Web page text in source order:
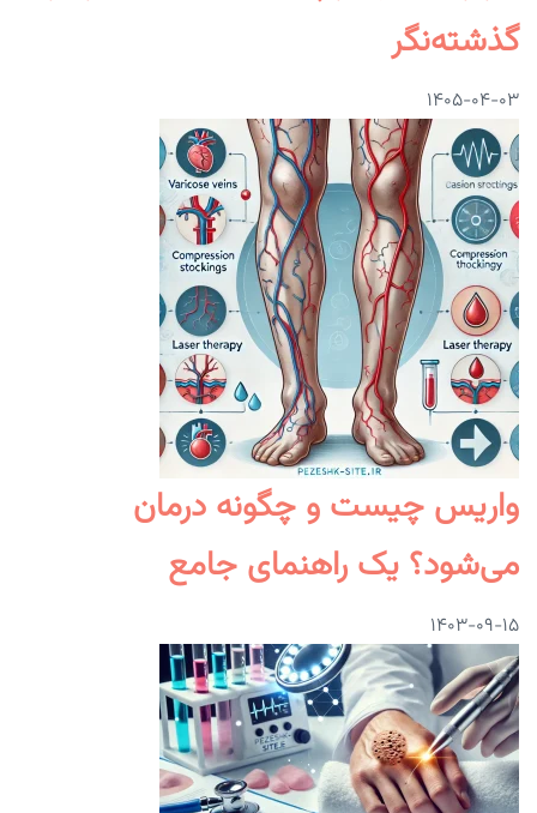
گذشته‌نگر
۱۴۰۵-۰۴-۰۳
واریس چیست و چگونه درمان
می‌شود؟ یک راهنمای جامع
۱۴۰۳-۰۹-۱۵